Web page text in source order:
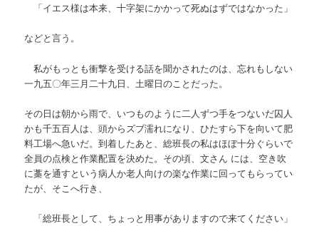
「イエス様は本来、十字架にかかって死ぬはずではなかった」
などと言う。
私がもっとも衝撃を受ける話を聞かされたのは、忘れもしない
一九五〇年三月二十九日、土曜日のことだった。
その日は朝から雨で、いつものように二人ずつ手をつないだ囚人
かも千五百人は、頭からズブ濡れになり、ひたすら下を向いて肥
料工場へ急いだ。到着したあと、総班長の私はほぼ十分ぐらいで
全員の点検と作業配置を決めた。その頃、文さん には、空き吹
に藁を通すという病人か老人向けの楽な作業に回ってもらってい
たが、そこへ行き、
「総班長として、ちょっと用事がありますので来てください」